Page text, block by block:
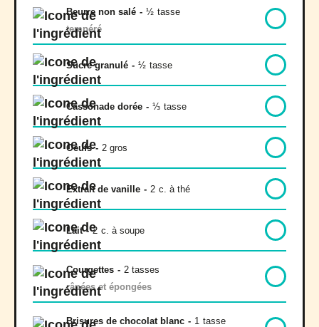
Beurre non salé - ½ tasse
tempéré
Sucre granulé - ½ tasse
Cassonade dorée - ⅓ tasse
Oeufs - 2 gros
Extrait de vanille - 2 c. à thé
Lait - 2 c. à soupe
Courgettes - 2 tasses
râpées et épongées
Brisures de chocolat blanc - 1 tasse